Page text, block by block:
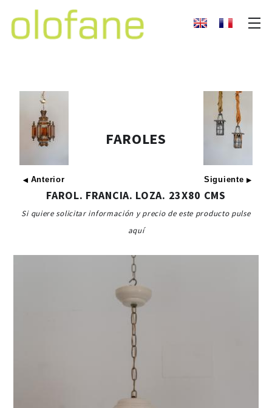
◀ Anterior
FAROLES
Siguiente▶
FAROL. FRANCIA. LOZA. 23X80 CMS
Si quiere solicitar información y precio de este producto pulse
aquí